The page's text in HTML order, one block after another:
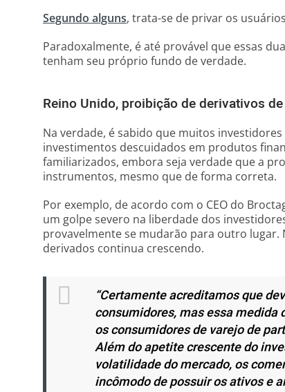
Segundo alguns, trata-se de privar os
Paradoxalmente, é até provável que essas
tenham seu próprio fundo de verdade.
Reino Unido, proibição de derivativos
Na verdade, é sabido que muitos
investimentos descuidados em produtos
familiarizados, embora seja verdade que a
instrumentos, mesmo que de forma correta.
Por exemplo, de acordo com o CEO do
um golpe severo na liberdade dos
provavelmente se mudarão para outro
derivados continua crescendo.
“Certamente acreditamos que
consumidores, mas essa medida
os consumidores de varejo de
Além do apetite crescente do
volatilidade do mercado, os
incômodo de possuir os ativos e